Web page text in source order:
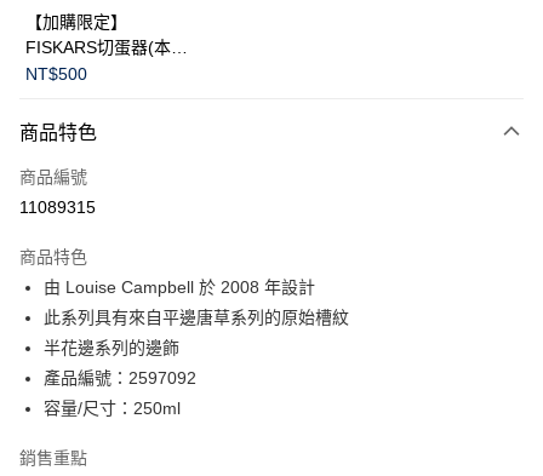
臺灣中小企業銀行
匯豐（台灣）商業銀行
聯邦商業銀行
元大商業銀行
台新國際商業銀行
運送方式
黑貓宅急便
【加購限定】
FISKARS切蛋器(本商
品不提供破損保證)
NT$500
商品特色
商品編號
11089315
商品特色
由 Louise Campbell 於 2008 年設計
此系列具有來自平邊唐草系列的原始槽紋
半花邊系列的邊飾
產品編號：2597092
容量/尺寸：250ml
銷售重點